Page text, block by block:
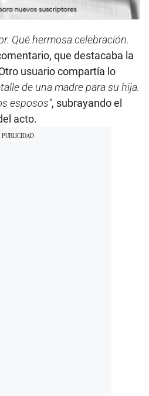
Qué hermosa celebración.
que destacaba la
usuario compartía lo
de una madre para su hija.
esposos”, subrayando el
acto.